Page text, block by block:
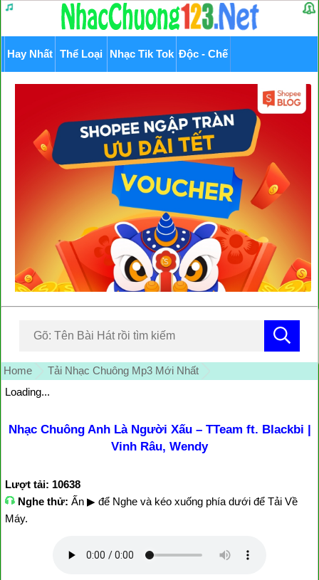
Hay Nhất Thể Loại Nhạc Tik Tok Độc - Chế
Home
Tải Nhạc Chuông Mp3 Mới Nhất
Loading...
Nhạc Chuông Anh Là Người Xấu – TTeam ft. Blackbi |
Vinh Râu, Wendy
Lượt tải: 10638
Nghe thử: Ấn ▶ để Nghe và kéo xuống phía dưới để Tải Về
Máy.